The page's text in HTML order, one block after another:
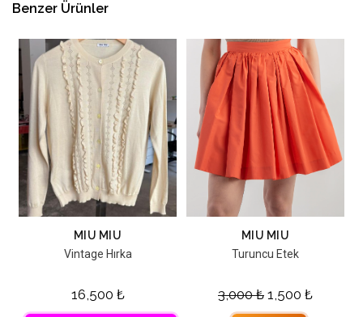
Benzer Ürünler
MIU MIU
Vintage Hırka
16,500 ₺
MIU MIU
Turuncu Etek
3,000₺ 1,500 ₺